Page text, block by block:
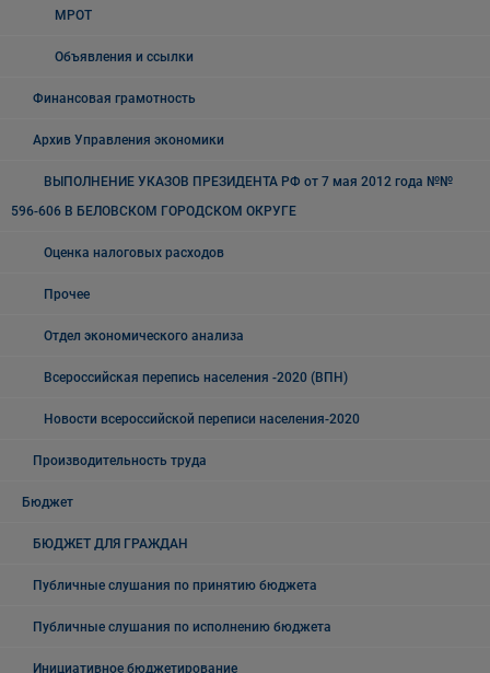
МРОТ
Объявления и ссылки
Финансовая грамотность
Архив Управления экономики
ВЫПОЛНЕНИЕ УКАЗОВ ПРЕЗИДЕНТА РФ от 7 мая 2012 года №№
596-606 В БЕЛОВСКОМ ГОРОДСКОМ ОКРУГЕ
Оценка налоговых расходов
Прочее
Отдел экономического анализа
Всероссийская перепись населения -2020 (ВПН)
Новости всероссийской переписи населения-2020
Производительность труда
Бюджет
БЮДЖЕТ ДЛЯ ГРАЖДАН
Публичные слушания по принятию бюджета
Публичные слушания по исполнению бюджета
Инициативное бюджетирование